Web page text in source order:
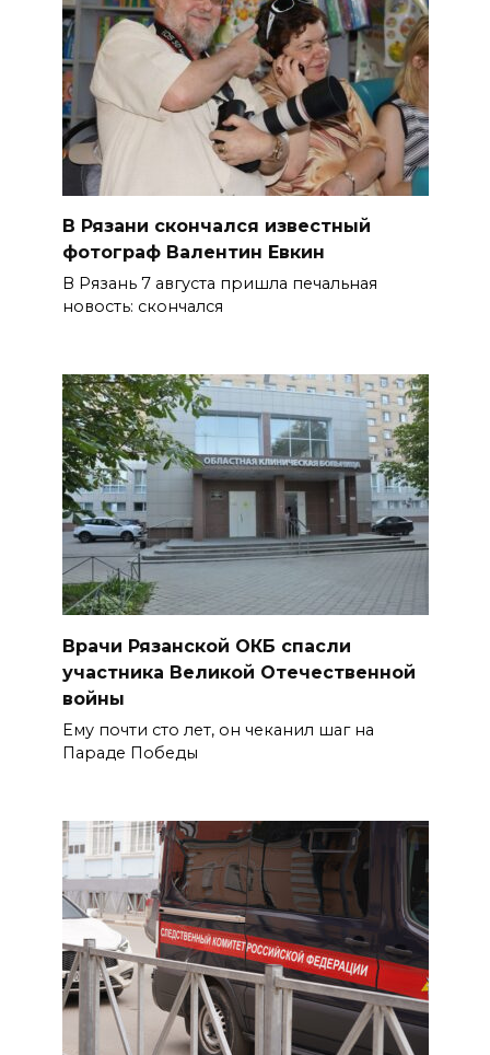
В Рязани скончался известный
фотограф Валентин Евкин
В Рязань 7 августа пришла печальная
новость: скончался
Врачи Рязанской ОКБ спасли
участника Великой Отечественной
войны
Ему почти сто лет, он чеканил шаг на
Параде Победы